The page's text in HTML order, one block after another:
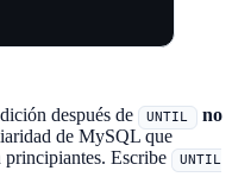
después de UNTIL
no
de MySQL que
principiantes. Escribe
UNTIL